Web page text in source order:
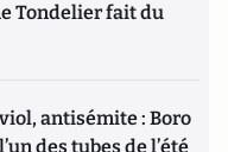
Tondelier fait du
antisémite : Boro
des tubes de l’été